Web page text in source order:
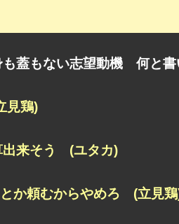
も蓋もない志望動機 何と書
見鶏)
出来そう (ユタカ)
か頼むからやめろ (立見